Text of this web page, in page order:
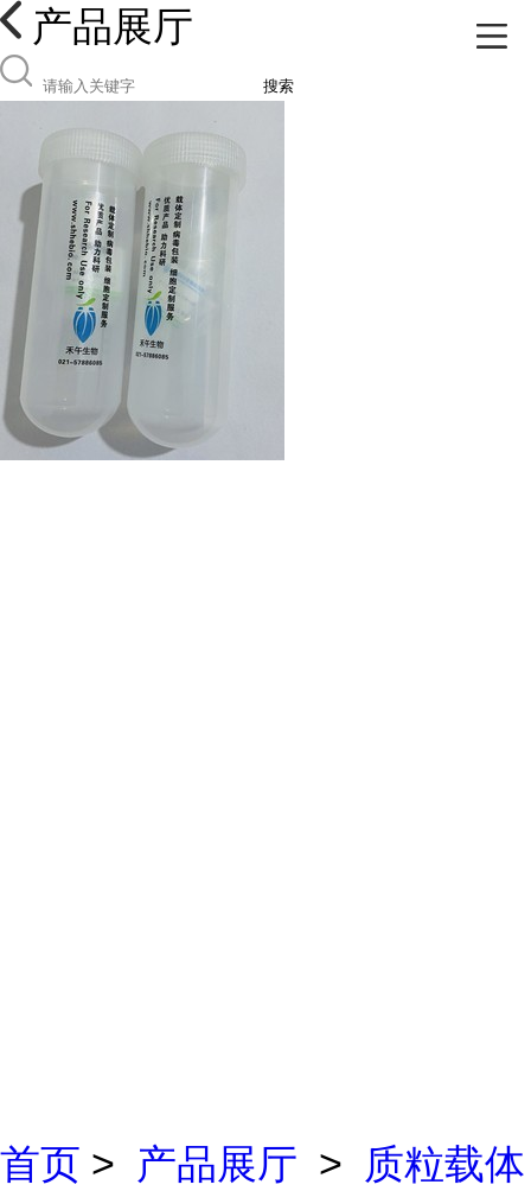
产品展厅
搜索
首页 > 产品展厅 >
质粒载体